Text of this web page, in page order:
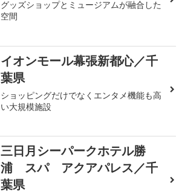
グッズショップとミュージアムが融合した
空間
イオンモール幕張新都心／千
葉県
ショッピングだけでなくエンタメ機能も高
い大規模施設
三日月シーパークホテル勝
浦 スパ アクアパレス／千
葉県